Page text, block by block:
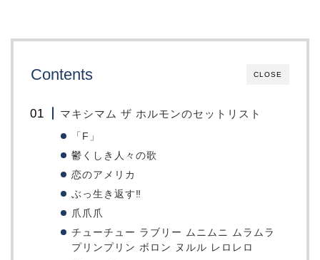
CLOSE
Contents
マキシマム ザ ホルモンのセットリスト
「F」
鬱くしき人々の歌
恋のアメリカ
ぶっ生き返す‼︎
爪爪爪
チューチュー ラブリー ムニムニ ムラムラ
プリンプリン ボロン ヌルル レロレロ